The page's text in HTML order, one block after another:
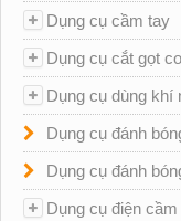
Dụng cụ cầm tay
Dụng cụ cắt gọt
Dụng cụ dùng khí
Dụng cụ đánh
Dụng cụ đánh
Dụng cụ điện